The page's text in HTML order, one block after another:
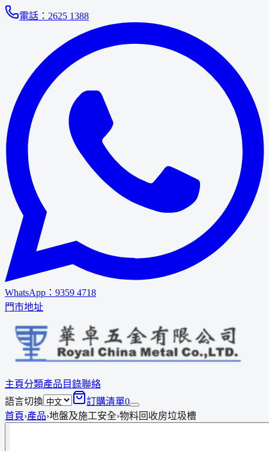
電話： 2625 1388
WhatsApp： 9359 4718
門市地址
主頁分類產品 目錄聯絡
語言切換
訂購清單0
首頁›產品›地盤及施工安全›物料回收房垃圾槽